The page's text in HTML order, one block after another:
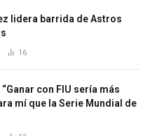
lidera barrida de Astros
16
con FIU sería más
mí que la Serie Mundial de